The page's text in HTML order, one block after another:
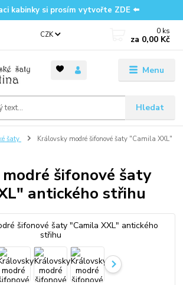
kabinky si prosím vytvořte ZDE ⬅️
Menu
CZK
Hledat
0 ks
za 0,00 Kč
šaty
Královsky modré šifonové šaty "Camila XXL"
šifonové šaty
antického střihu